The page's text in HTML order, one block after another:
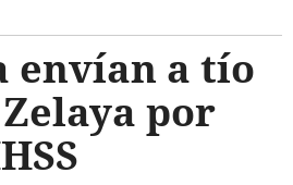
envían a tío
por